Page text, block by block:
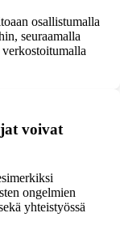
osallistumalla
seuraamalla
voivat
ongelmien
yhteistyössä